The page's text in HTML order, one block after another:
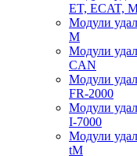
ET, ECAT,
Модули
M
Модули
CAN
Модули
FR-2000
Модули
I-7000
Модули
tM